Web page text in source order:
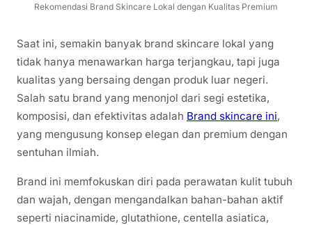
Rekomendasi Brand Skincare Lokal dengan Kualitas Premium
Saat ini, semakin banyak brand skincare lokal yang
tidak hanya menawarkan harga terjangkau, tapi juga
kualitas yang bersaing dengan produk luar negeri.
Salah satu brand yang menonjol dari segi estetika,
komposisi, dan efektivitas adalah Brand skincare ini,
yang mengusung konsep elegan dan premium dengan
sentuhan ilmiah.
Brand ini memfokuskan diri pada perawatan kulit tubuh
dan wajah, dengan mengandalkan bahan-bahan aktif
seperti niacinamide, glutathione, centella asiatica,